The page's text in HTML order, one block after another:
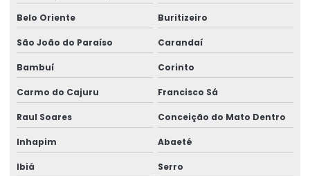
Talha Elétrica Aço Carbono
Talha Elétrica Aço Inox
Talha Elétrica Aço Inox Para Setores Críticos
Talha Elétrica Aço Inoxidável
Talha Elétrica Baixa Altura
Belo Oriente Buritizeiro
São João do Paraíso Carandaí
Bambuí Corinto
Carmo do Cajuru Francisco Sá
Raul Soares Conceição do Mato Dentro
Inhapim Abaeté
Ibiá Serro